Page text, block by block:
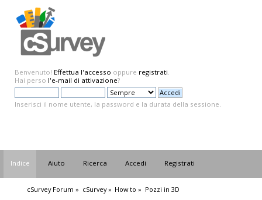
Benvenuto! Effettua l'accesso oppure registrati.
Hai perso l'e-mail di attivazione?
Inserisci il nome utente, la password e la durata della sessione.
Indice Aiuto Ricerca Accedi Registrati
cSurvey Forum » cSurvey» How to » Pozzi in 3D